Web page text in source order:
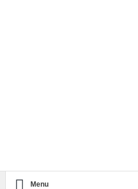
Menu